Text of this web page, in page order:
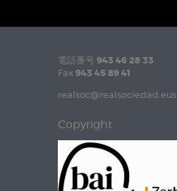
電話番号 943 46 28 33
Fax 943 45 89 41
realsoc@realsociedad.eus
Copyright